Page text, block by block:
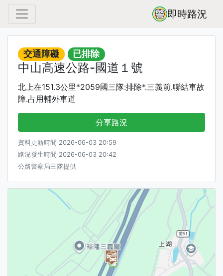
即時路況
交通障礙 已排除
中山高速公路-國道１號
北上在151.3公里*2059國三隊:排除*.三義前.聯結車故
障.占用輔外車道
分享路況
資料更新時間 2026-06-03 20:59
路況發生時間 2026-06-03 20:42
公路警察局三隊提供